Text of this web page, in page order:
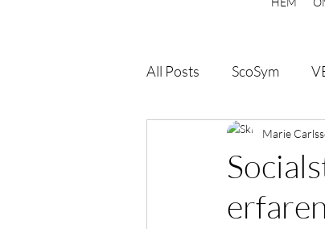
All Posts ScoSym
Aspen
Årsmöte
Marie